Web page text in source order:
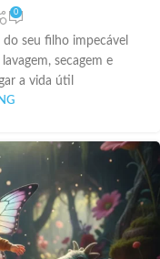
0
seu filho impecável
secagem e
a vida útil